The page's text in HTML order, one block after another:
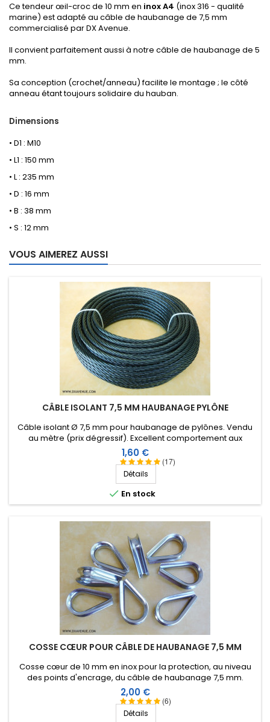
Ce tendeur œil-croc de 10 mm en inox A4 (inox 316 - qualité
marine) est adapté au câble de haubanage de 7,5 mm
commercialisé par DX Avenue.
Il convient parfaitement aussi à notre câble de haubanage de 5
mm.
Sa conception (crochet/anneau) facilite le montage ; le côté
anneau étant toujours solidaire du hauban.
Dimensions
• D1 : M10
• L1 : 150 mm
• L : 235 mm
• D : 16 mm
• B : 38 mm
• S : 12 mm
VOUS AIMEREZ AUSSI
CÂBLE ISOLANT 7,5 MM HAUBANAGE PYLÔNE
(17)
Câble isolant Ø 7,5 mm pour haubanage de pylônes. Vendu
au mètre (prix dégressif). Excellent comportement aux
conditions climatiques (eau, soleil, gel), résistance à la
rupture élevée, très bonne isolation HF, longévité de plus de
40 ans !
Prix
1,60 €
Détails
 En stock
COSSE CŒUR POUR CÂBLE DE HAUBANAGE 7,5 MM
(6)
Cosse cœur de 10 mm en inox pour la protection, au niveau
des points d'encrage, du câble de haubanage 7,5 mm.
Prix
2,00 €
Détails